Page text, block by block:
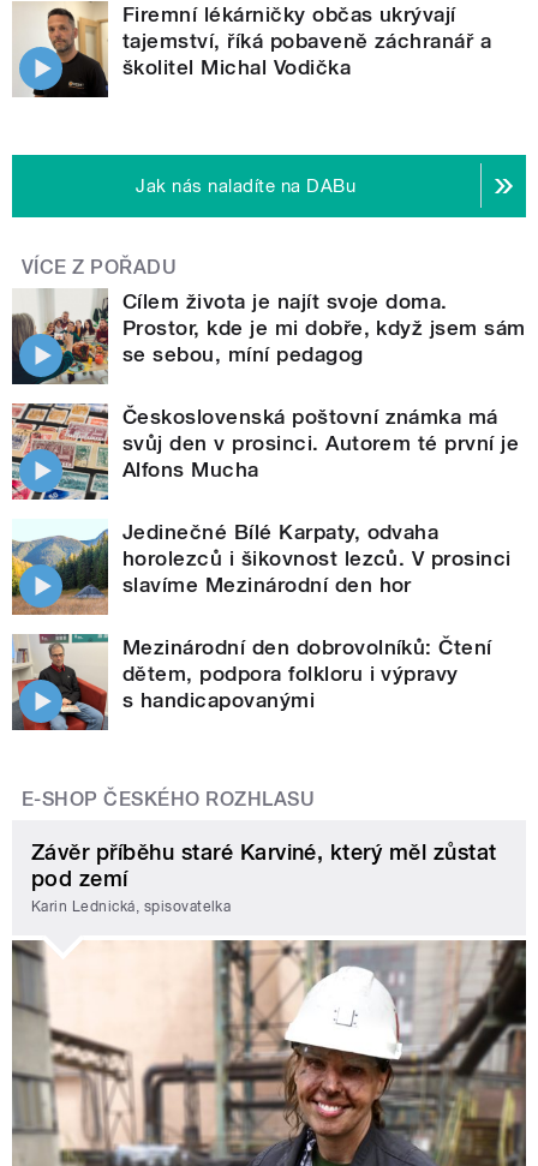
Firemní lékárničky občas ukrývají
tajemství, říká pobaveně záchranář a
školitel Michal Vodička
Jak nás naladíte na DABu
VÍCE Z POŘADU
Cílem života je najít svoje doma.
Prostor, kde je mi dobře, když jsem sám
se sebou, míní pedagog
Československá poštovní známka má
svůj den v prosinci. Autorem té první je
Alfons Mucha
Jedinečné Bílé Karpaty, odvaha
horolezců i šikovnost lezců. V prosinci
slavíme Mezinárodní den hor
Mezinárodní den dobrovolníků: Čtení
dětem, podpora folkloru i výpravy
s handicapovanými
E-SHOP ČESKÉHO ROZHLASU
Závěr příběhu staré Karviné, který měl zůstat
pod zemí
Karin Lednická, spisovatelka